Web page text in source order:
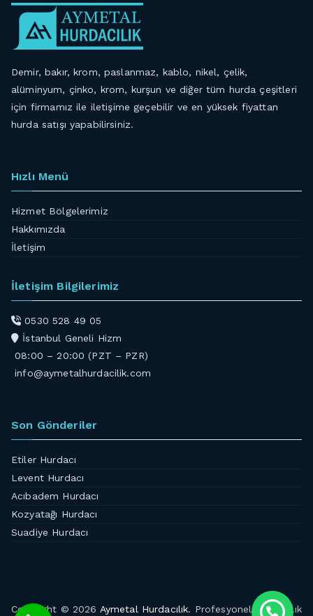
Demir, bakır, krom, paslanmaz, kablo, nikel, çelik,
alüminyum, çinko, krom, kurşun ve diğer tüm hurda çeşitleri
için firmamız ile iletişime geçebilir ve en yüksek fiyattan
hurda satışı yapabilirsiniz.
Hızlı Menü
Hizmet Bölgelerimiz
Hakkımızda
İletişim
İletişim Bilgilerimiz
0530 528 49 05
İstanbul Geneli Hizm
08:00 – 20:00 (PZT – PZR)
info@aymetalhurdacilik.com
Son Gönderiler
Etiler Hurdacı
Levent Hurdacı
Acıbadem Hurdacı
Kozyatağı Hurdacı
Suadiye Hurdacı
Copyright © 2026 Aymetal Hurdacılık. Profesyonel Hurdacılık